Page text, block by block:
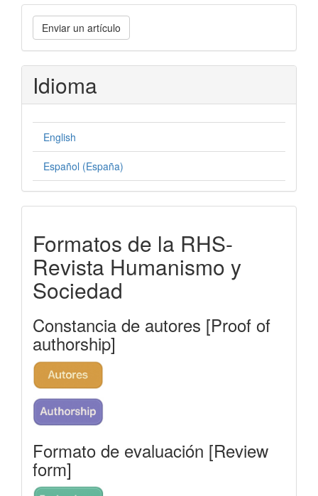
Enviar
un
artículo
Enviar un artículo
Idioma
English
Español (España)
rhs
Formatos de la RHS-
Revista Humanismo y
Sociedad
Constancia de autores [Proof of
authorship]
Formato de evaluación [Review
form]